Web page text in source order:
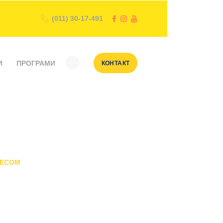
(011) 30-17-491
ПРОГРАМИ КОНТАКТ